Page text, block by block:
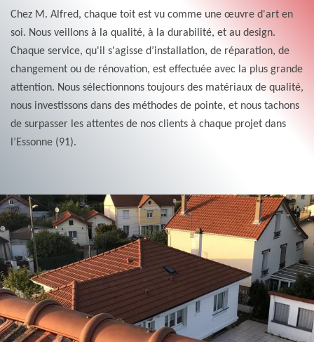
Chez M. Alfred, chaque toit est vu comme une œuvre d'art en
soi. Nous veillons à la qualité, à la durabilité, et au design.
Chaque service, qu'il s'agisse d’installation, de réparation, de
changement ou de rénovation, est effectuée avec la plus grande
attention. Nous sélectionnons toujours des matériaux de qualité,
nous investissons dans des méthodes de pointe, et nous tachons
de surpasser les attentes de nos clients à chaque projet dans
l’Essonne (91).